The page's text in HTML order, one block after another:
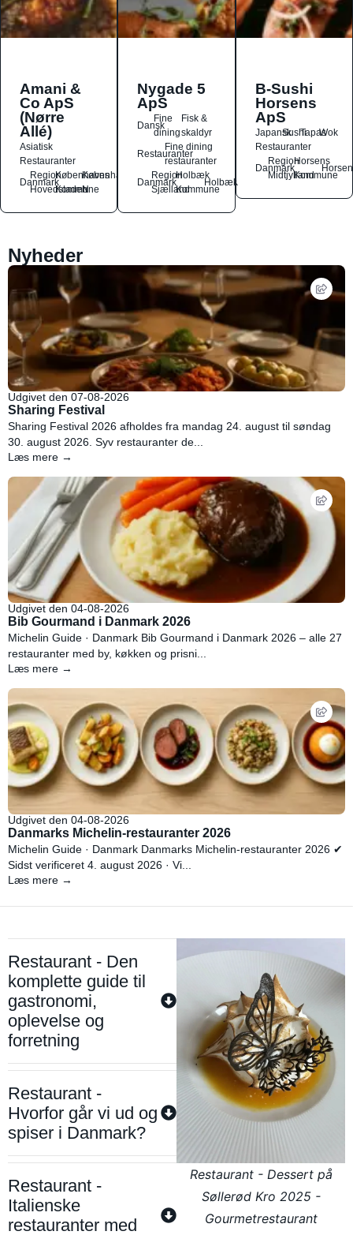
Amani &
Co ApS
(Nørre
Allé)
Asiatisk
Restauranter
Danmark
Region
Hovedstaden
Københavns
Kommune
København
N
Nygade 5
ApS
Dansk
Fine
dining
Fisk &
skaldyr
Restauranter
Fine dining
restauranter
Danmark
Region
Sjælland
Holbæk
Kommune
Holbæk
B-Sushi
Horsens
ApS
JapanskSushiTapasWok
Restauranter
Danmark
Region
Midtjylland
Horsens
Kommune
Nyheder
Udgivet den 07-08-2026
Sharing Festival
Sharing Festival 2026 afholdes fra mandag 24. august til søndag
30. august 2026. Syv restauranter de...
Læs mere →
Udgivet den 04-08-2026
Bib Gourmand i Danmark 2026
Michelin Guide · Danmark Bib Gourmand i Danmark 2026 – alle 27
restauranter med by, køkken og prisni...
Læs mere →
Udgivet den 04-08-2026
Danmarks Michelin-restauranter 2026
Michelin Guide · Danmark Danmarks Michelin-restauranter 2026 ✔
Sidst verificeret 4. august 2026 · Vi...
Læs mere →
Restaurant - Den
komplette guide til
gastronomi,
oplevelse og
forretning
Restaurant -
Hvorfor går vi ud og
spiser i Danmark?
Restaurant -
Italienske
restauranter med
Restaurant - Dessert på
Søllerød Kro 2025 -
Gourmetrestaurant